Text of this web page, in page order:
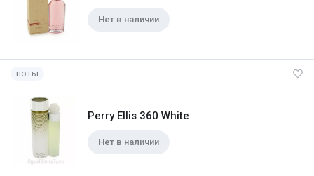
Нет в наличии
ноты
Perry Ellis 360 White
Нет в наличии